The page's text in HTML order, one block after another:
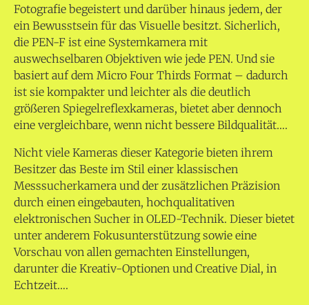
Fotografie begeistert und darüber hinaus jedem, der
ein Bewusstsein für das Visuelle besitzt. Sicherlich,
die PEN-F ist eine Systemkamera mit
auswechselbaren Objektiven wie jede PEN. Und sie
basiert auf dem Micro Four Thirds Format – dadurch
ist sie kompakter und leichter als die deutlich
größeren Spiegelreflexkameras, bietet aber dennoch
eine vergleichbare, wenn nicht bessere Bildqualität….
Nicht viele Kameras dieser Kategorie bieten ihrem
Besitzer das Beste im Stil einer klassischen
Messsucherkamera und der zusätzlichen Präzision
durch einen eingebauten, hochqualitativen
elektronischen Sucher in OLED-Technik. Dieser bietet
unter anderem Fokusunterstützung sowie eine
Vorschau von allen gemachten Einstellungen,
darunter die Kreativ-Optionen und Creative Dial, in
Echtzeit….